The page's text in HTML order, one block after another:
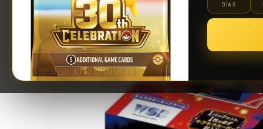
Riftbound: League of Legends TCG | Vendetta Booster Display 24 Sobres
DÍAS